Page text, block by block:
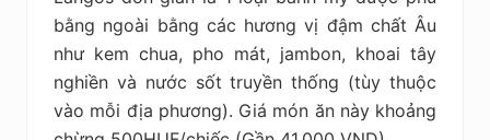
bằng ngoài bằng các hương vị đậm chất Âu
như kem chua, pho mát, jambon, khoai tây
nghiền và nước sốt truyền thống (tùy thuộc
vào mỗi địa phương). Giá món ăn này khoảng